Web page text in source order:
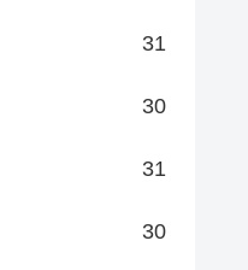
31
30
31
30